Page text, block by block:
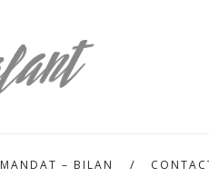
MANDAT – BILAN